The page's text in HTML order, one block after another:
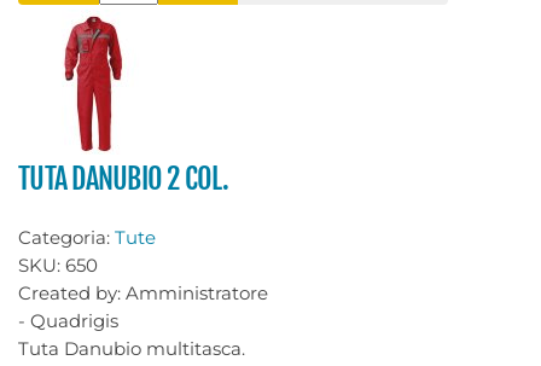
TUTA DANUBIO 2 COL.
Categoria: Tute
SKU: 650
Created by: Amministratore
- Quadrigis
Tuta Danubio multitasca.